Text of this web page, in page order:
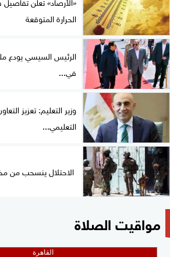
الحرارة المتوقعة
الرئيس السيسي يودع
في...
وزير التعليم: تعزيز
التعليمي...
الاحتلال ينسحب من
مواقيت الصلاة